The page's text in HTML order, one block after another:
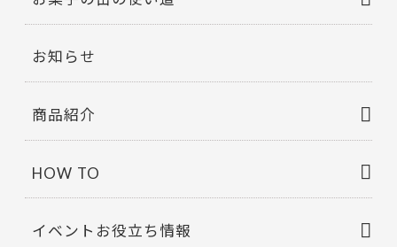
お知らせ
商品紹介
HOW TO
イベントお役立ち情報